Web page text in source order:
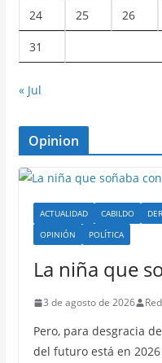
24 25 26
31
« Jul
Opinion
ACTUALIDAD CABILDO
OPINIÓN
POLÍTICA
La niña que
3 de agosto de 2026
Pero, para desgracia
del futuro está en